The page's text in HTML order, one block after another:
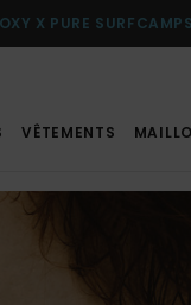
X PURE SURFCAMPS
VÊTEMENTS